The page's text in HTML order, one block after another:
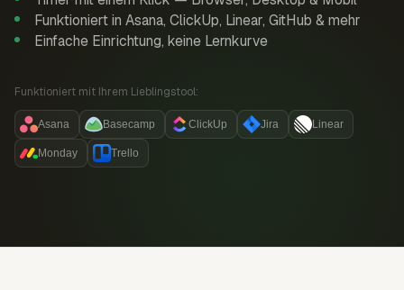
Funktioniert in Asana, ClickUp, Linear, GitHub & mehr
Einfache Einrichtung, keine Lernkurve
Funktioniert mit Ihrem Lieblingstool:
Asana Basecamp ClickUp Jira Linear
Monday Trello